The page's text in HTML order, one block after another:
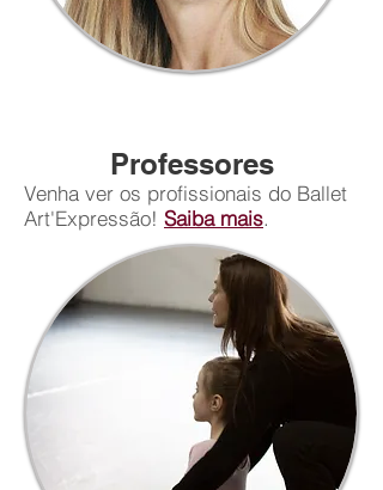
Professores
Venha ver os profissionais do Ballet
Art'Expressão! Saiba mais.